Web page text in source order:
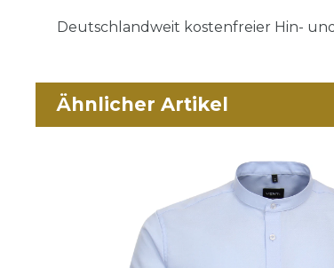
Deutschlandweit kostenfreier Hin-
Ähnlicher Artikel